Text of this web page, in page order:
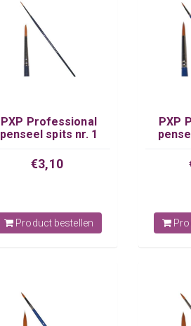
PXP Professional
penseel spits nr. 1
€3,10
Product bestellen
PXP